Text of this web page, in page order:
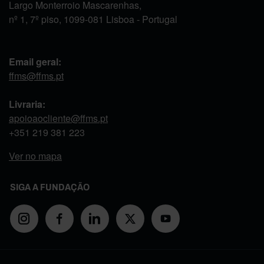
Largo Monterroio Mascarenhas,
nº 1, 7º piso, 1099-081 Lisboa - Portugal
Email geral:
ffms@ffms.pt
Livraria:
apoioaocliente@ffms.pt
+351 219 381 223
Ver no mapa
SIGA A FUNDAÇÃO